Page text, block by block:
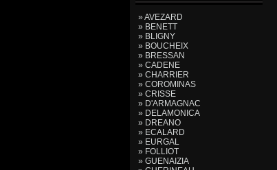
» AVEZARD
» BENETT
» BLIGNY
» BOUCHEIX
» BRESSAN
» CADENE
» CHARRIER
» COROMINAS
» CRISSE
» D'ARMAGNAC
» DELAMONICA
» DREANO
» ECALARD
» EURGAL
» FOLLIOT
» GUENAIZIA